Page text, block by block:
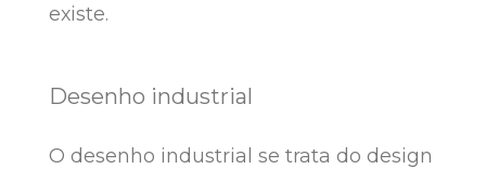
existe.
Desenho industrial
O desenho industrial se trata do design